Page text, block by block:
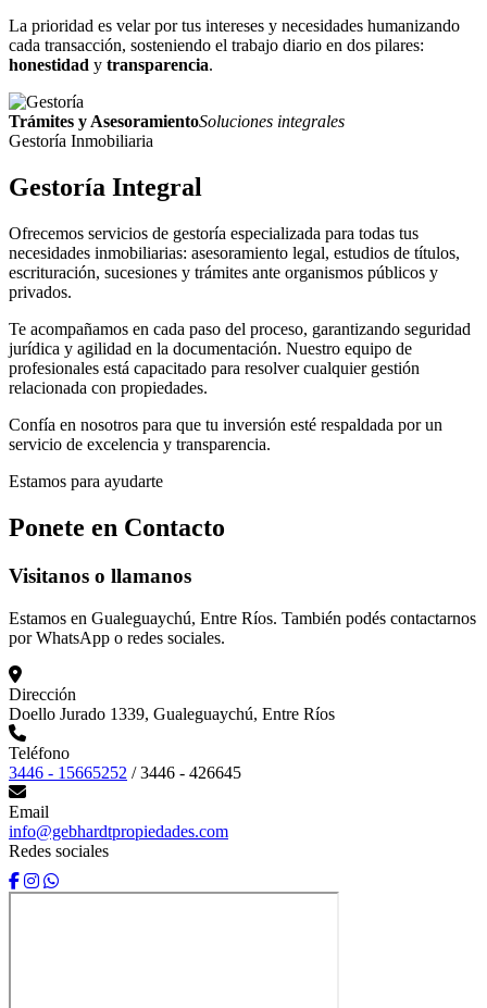
La prioridad es velar por tus intereses y necesidades humanizando
cada transacción, sosteniendo el trabajo diario en dos pilares:
honestidad y transparencia.
Trámites y AsesoramientoSoluciones integrales
Gestoría Inmobiliaria
Gestoría Integral
Ofrecemos servicios de gestoría especializada para todas tus
necesidades inmobiliarias: asesoramiento legal, estudios de títulos,
escrituración, sucesiones y trámites ante organismos públicos y
privados.
Te acompañamos en cada paso del proceso, garantizando seguridad
jurídica y agilidad en la documentación. Nuestro equipo de
profesionales está capacitado para resolver cualquier gestión
relacionada con propiedades.
Confía en nosotros para que tu inversión esté respaldada por un
servicio de excelencia y transparencia.
Estamos para ayudarte
Ponete en Contacto
Visitanos o llamanos
Estamos en Gualeguaychú, Entre Ríos. También podés contactarnos
por WhatsApp o redes sociales.
Dirección
Doello Jurado 1339, Gualeguaychú, Entre Ríos
Teléfono
3446 - 15665252 /3446 - 426645
Email
info@gebhardtpropiedades.com
Redes sociales